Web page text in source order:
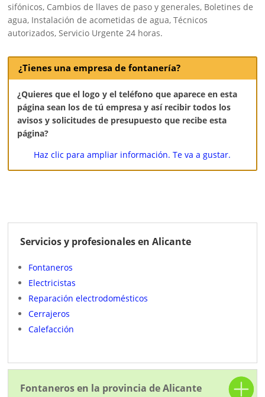
sifónicos, Cambios de llaves de paso y generales, Boletines de
agua, Instalación de acometidas de agua, Técnicos
autorizados, Servicio Urgente 24 horas.
¿Tienes una empresa de fontanería?
¿Quieres que el logo y el teléfono que aparece en esta
página sean los de tú empresa y así recibir todos los
avisos y solicitudes de presupuesto que recibe esta
página?
Haz clic para ampliar información. Te va a gustar.
Servicios y profesionales en Alicante
Fontaneros
Electricistas
Reparación electrodomésticos
Cerrajeros
Calefacción
Fontaneros en la provincia de Alicante